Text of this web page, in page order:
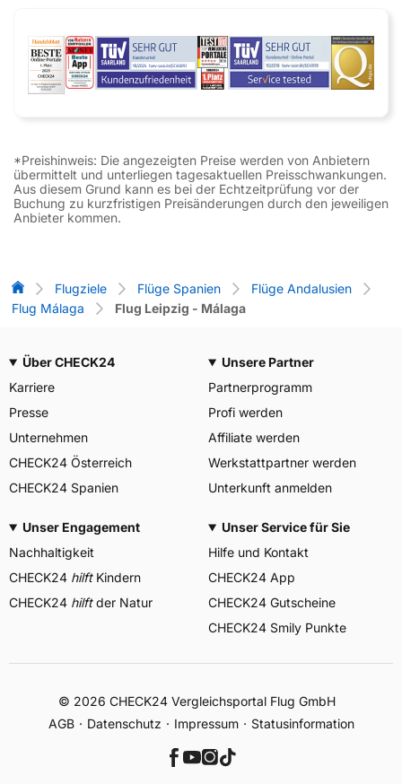
*Preishinweis: Die angezeigten Preise werden von Anbietern
übermittelt und unterliegen tagesaktuellen Preisschwankungen.
Aus diesem Grund kann es bei der Echtzeitprüfung vor der
Buchung zu kurzfristigen Preisänderungen durch den jeweiligen
Anbieter kommen.
Flug-Vergleich
Flugziele Flüge Spanien
Flüge Andalusien
Flug Málaga
Flug Leipzig - Málaga
Über CHECK24
Karriere
Presse
Unternehmen
CHECK24 Österreich
CHECK24 Spanien
Unsere Partner
Partnerprogramm
Profi werden
Affiliate werden
Werkstattpartner werden
Unterkunft anmelden
Unser Engagement
Nachhaltigkeit
CHECK24 hilftKindern
CHECK24 hilftder Natur
Unser Service für Sie
Hilfe und Kontakt
CHECK24 App
CHECK24 Gutscheine
CHECK24 Smily Punkte
© 2026 CHECK24 Vergleichsportal Flug GmbH
AGB
Datenschutz Impressum Statusinformation